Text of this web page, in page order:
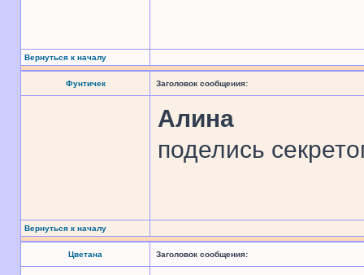
Вернуться к началу
Фунтичек Заголовок сообщения:
Алина
поделись
Вернуться к началу
Цветана Заголовок сообщения: